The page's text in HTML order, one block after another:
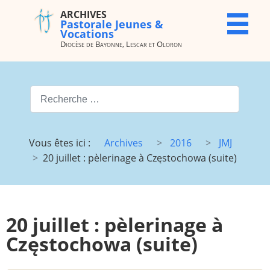
ARCHIVES
Pastorale
Lescar et
X
du site
Vocations
JDJ (JMJ)
JD 4e/3e
64
M.
Garicoïts
Route
ARCHIVES
Pastorale Jeunes &
Vocations
Diocèse de Bayonne, Lescar et Oloron
Valider
Vous êtes ici :
Archives 2016
JMJ
20 juillet : pèlerinage à Częstochowa (suite)
20 juillet : pèlerinage à
Częstochowa (suite)